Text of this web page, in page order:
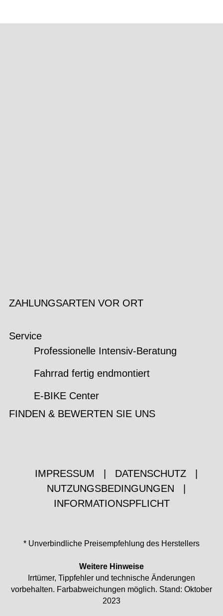
ZAHLUNGSARTEN VOR ORT
Service
Professionelle Intensiv-Beratung
Fahrrad fertig endmontiert
E-BIKE Center
FINDEN & BEWERTEN SIE UNS
IMPRESSUM DATENSCHUTZ
NUTZUNGSBEDINGUNGEN
INFORMATIONSPFLICHT
* Unverbindliche Preisempfehlung des Herstellers
Weitere Hinweise
Irrtümer, Tippfehler und technische Änderungen
vorbehalten. Farbabweichungen möglich. Stand: Oktober
2023